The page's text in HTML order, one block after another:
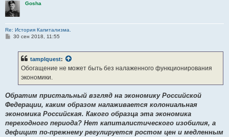
Gosha
Re: История Капитализма.
С30 сен 2018, 11:55
tamplquest:
Обогащение не может быть без налаженного функционирования
экономики.
Обратим пристальный взгляд на экономику Российской
Федерации, каким образом налаживается колониальная
экономика Российская. Какого образца эта экономика
переходного периода? Нет капиталистического изобилия, а
дефицит по-прежнему регулируется ростом цен и медленным